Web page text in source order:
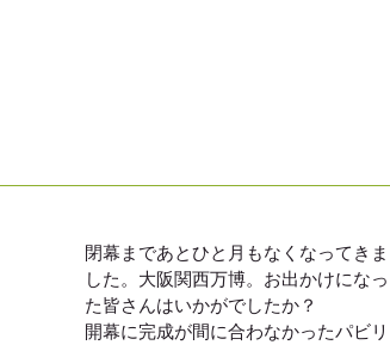
閉幕まであとひと月もなくなってきま
した。大阪関西万博。お出かけになっ
た皆さんはいかがでしたか？
開幕に完成が間に合わなかったパビリ